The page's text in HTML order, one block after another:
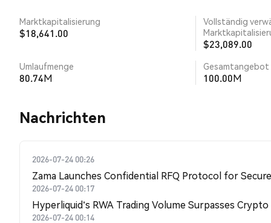
Marktkapitalisierung
$18,641.00
Vollständig
$23,089.00
Umlaufmenge
80.74M
Gesamtangebot
100.00M
Nachrichten
2026-07-24 00:26
Zama Launches Confidential RFQ Protocol for
2026-07-24 00:17
Hyperliquid's RWA Trading Volume Surpasses
2026-07-24 00:14